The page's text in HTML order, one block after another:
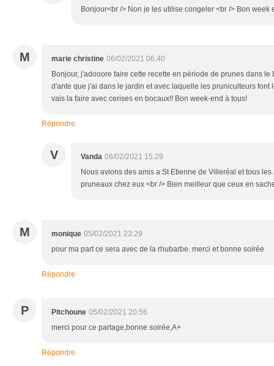
Bonjour<br /> Non je les utilise congeler <br /> Bon week
M marie christine 06/02/2021 06:40
Bonjour, j'adooore faire cette recette en période de prunes dans
d'ante que j'ai dans le jardin et avec laquelle les pruniculteurs font
vais la faire avec cerises en bocaux!! Bon week-end à tous!
Répondre
V Vanda 06/02/2021 15:29
Nous avions des amis a St Etienne de Villeréal et tous
pruneaux chez eux <br /> Bien meilleur que ceux en
M monique 05/02/2021 23:29
pour ma part ce sera avec de la rhubarbe. merci et bonne soirée
Répondre
P Pitchoune 05/02/2021 20:56
merci pour ce partage,bonne soirée,A+
Répondre